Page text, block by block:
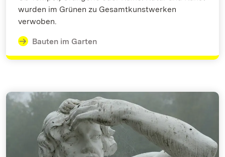
wurden im Grünen zu Gesamtkunstwerken
verwoben.
Bauten im Garten